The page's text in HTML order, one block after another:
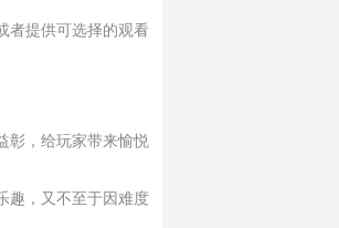
者提供可选择的观看
彰，给玩家带来愉悦
趣，又不至于因难度